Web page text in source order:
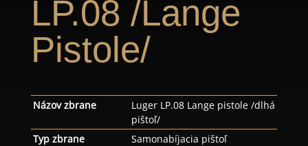
LP.08 /Lange
Pistole/
Názov zbrane
Luger LP.08 Lange pistole /dlhá
pištoľ/
Typ zbrane
Samonabíjacia pištoľ